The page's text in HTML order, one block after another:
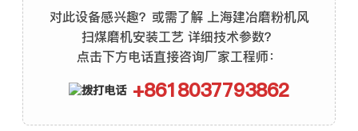
对此设备感兴趣？或需了解 上海建冶磨粉机风
扫煤磨机安装工艺 详细技术参数？
点击下方电话直接咨询厂家工程师：
+8618037793862